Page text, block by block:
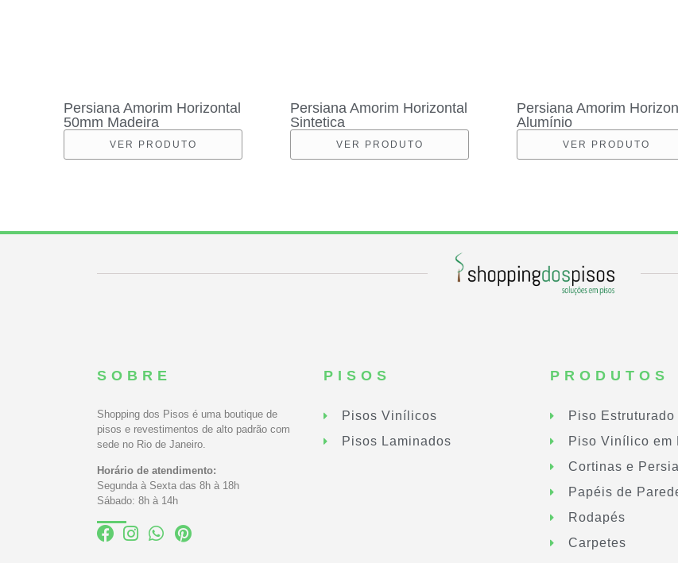
Persiana Amorim Horizontal
50mm Madeira
VER PRODUTO
Persiana Amorim Horizontal
Sintetica
VER PRODUTO
Persiana Amorim
Alumínio
VER PRODUTO
SOBRE
Shopping dos Pisos é uma boutique de
pisos e revestimentos de alto padrão com
sede no Rio de Janeiro.
Horário de atendimento:
Segunda à Sexta das 8h à 18h
Sábado: 8h à 14h
PISOS
Pisos Vinílicos
Pisos Laminados
PRODUTOS
Piso Estruturado
Piso Vinílico em
Cortinas e
Papéis de
Rodapés
Carpetes